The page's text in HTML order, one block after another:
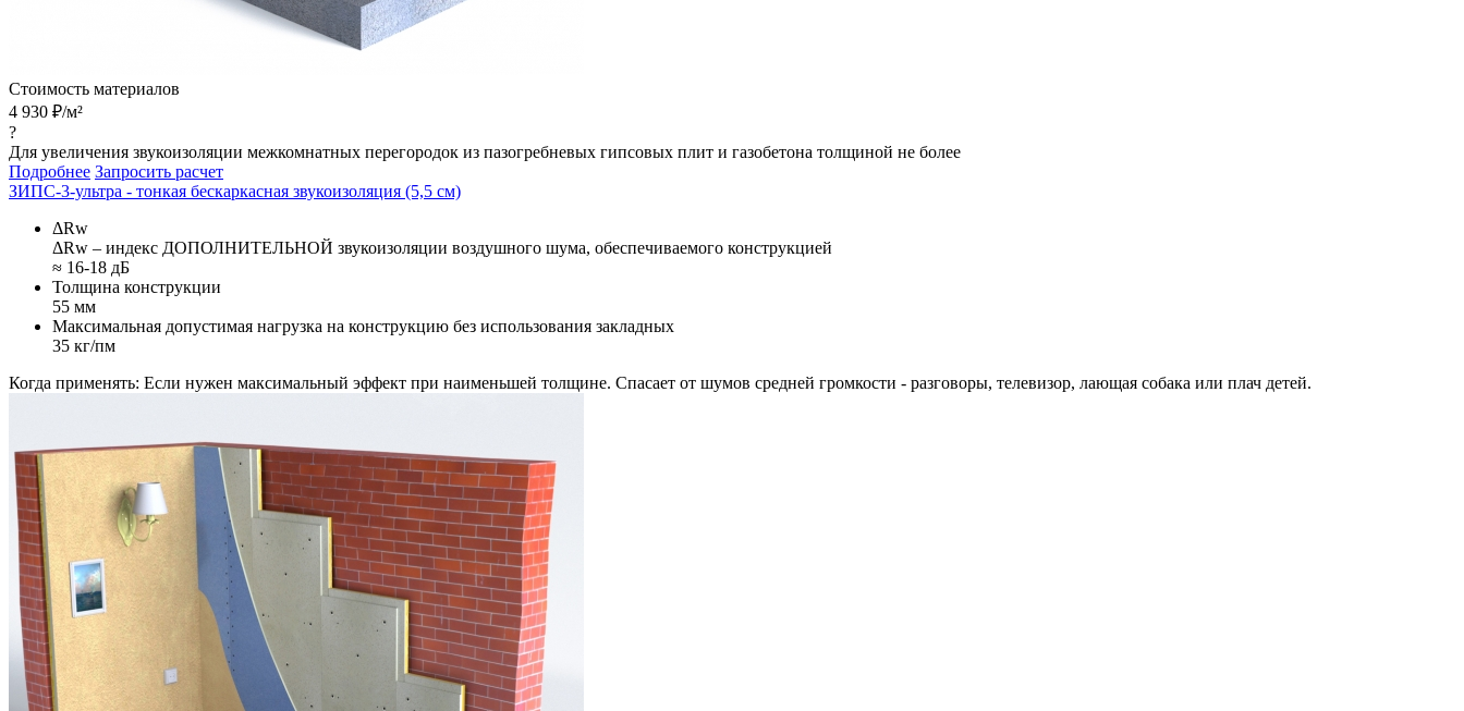
Стоимость материалов
4 930 ₽/м²
?
Для увеличения звукоизоляции межкомнатных перегородок из пазогребневых гипсовых плит и газобетона толщиной не более
Подробнее Запросить расчет
ЗИПС-3-ультра - тонкая бескаркасная звукоизоляция (5,5 см)
ΔRw
ΔRw – индекс ДОПОЛНИТЕЛЬНОЙ звукоизоляции воздушного шума, обеспечиваемого конструкцией
≈ 16-18 дБ
Толщина конструкции
55 мм
Максимальная допустимая нагрузка на конструкцию без использования закладных
35 кг/пм
Когда применять: Если нужен максимальный эффект при наименьшей толщине. Спасает от шумов средней громкости - разговоры, телевизор, лающая собака или плач детей.